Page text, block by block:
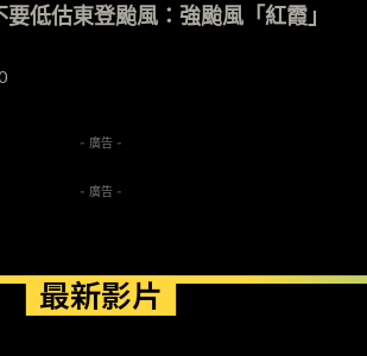
要低估東登颱風：強颱風「紅霞」
- 廣告 -
- 廣告 -
最新影片